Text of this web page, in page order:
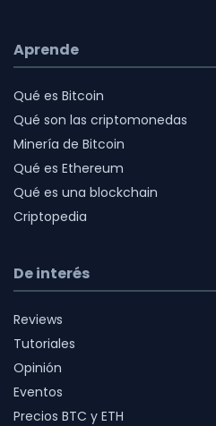
Aprende
Qué es Bitcoin
Qué son las criptomonedas
Minería de Bitcoin
Qué es Ethereum
Qué es una blockchain
Criptopedia
De interés
Reviews
Tutoriales
Opinión
Eventos
Precios BTC y ETH